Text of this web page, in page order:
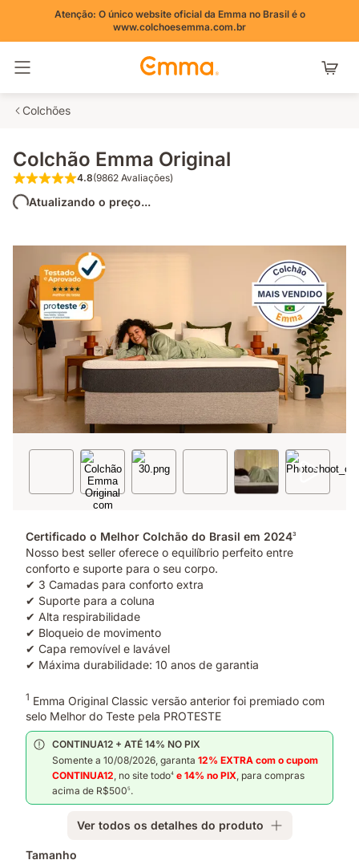
Atenção: O único website oficial da Emma no Brasil é o
www.colchoesemma.com.br
Colchões
Colchão Emma Original
4.8 de 5 estrelas (9862 Avaliações)
4.8(9862 Avaliações)
Atualizando o preço...
Certificado o Melhor Colchão do Brasil em 20243
Nosso best seller oferece o equilíbrio perfeito entre
conforto e suporte para o seu corpo.
✔ 3 Camadas para conforto extra
✔ Suporte para a coluna
✔ Alta respirabilidade
✔ Bloqueio de movimento
✔ Capa removível e lavável
✔ Máxima durabilidade: 10 anos de garantia
1 Emma Original Classic versão anterior foi premiado com
selo Melhor do Teste pela PROTESTE
CONTINUA12 + ATÉ 14% NO PIX
Somente a 10/08/2026, garanta 12% EXTRA com o cupom
CONTINUA12, no site todo4 e 14% no PIX, para compras
acima de R$5005.
Ver todos os detalhes do produto
Complementos
Tamanho